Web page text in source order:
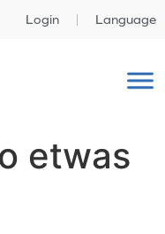
Login Language
etwas